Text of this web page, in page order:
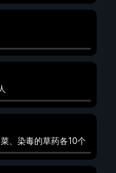
、染毒的草药各10个